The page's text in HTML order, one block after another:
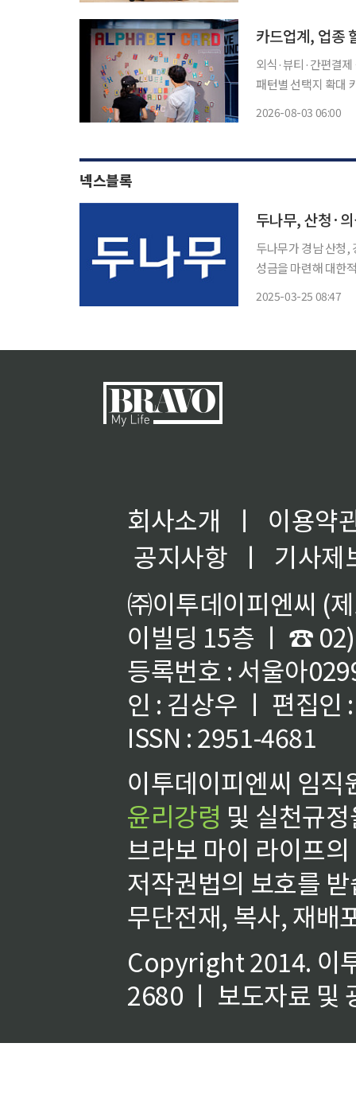
카드업계, 업종
외식·뷰티·간편결
패턴별 선택지 확대 카드사들이 외식·쇼핑·여행 등 특정 소비 영역에 혜택을 집중한 신용카
2026-08-03 06:00
넥스블록
두나무, 산청·
두나무가 경남 산청,
성금을 마련해 대한적십자사에
2025-03-25 08:47
회사소개 ㅣ
이용약
공지사항
ㅣ
기사제
㈜이투데이피엔씨 (
이빌딩 15층 ㅣ ☎
등록번호 : 서울아
인 : 김상우 ㅣ 편집인
ISSN : 2951-4681
이투데이피엔씨 임
윤리강령 및 실천규
브라보 마이 라이프
저작권법의 보호를
무단전재, 복사, 재배
Copyright 2014. 이
2680 ㅣ 보도자료